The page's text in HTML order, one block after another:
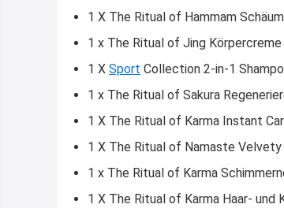
1 X The Ritual of Hammam
1 x The Ritual of Jing
1 X Sport Collection 2-in-1
1 x The Ritual of Sakura
1 X The Ritual of Karma Instant
1 X The Ritual of Namaste
1 x The Ritual of Karma
1 X The Ritual of Karma Haar- und